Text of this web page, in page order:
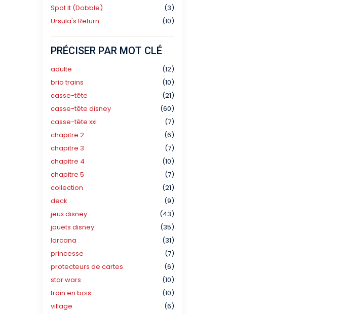
Spot It (Dobble)
(3)
Ursula's Return
(10)
PRÉCISER PAR MOT CLÉ
adulte
(12)
brio trains
(10)
casse-tête
(21)
casse-tête disney
(60)
casse-tête xxl
(7)
chapitre 2
(6)
chapitre 3
(7)
chapitre 4
(10)
chapitre 5
(7)
collection
(21)
deck
(9)
jeux disney
(43)
jouets disney
(35)
lorcana
(31)
princesse
(7)
protecteurs de cartes
(6)
star wars
(10)
train en bois
(10)
village
(6)